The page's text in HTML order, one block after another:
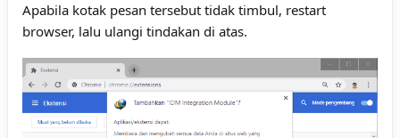
Apabila kotak pesan tersebut tidak timbul, restart
browser, lalu ulangi tindakan di atas.